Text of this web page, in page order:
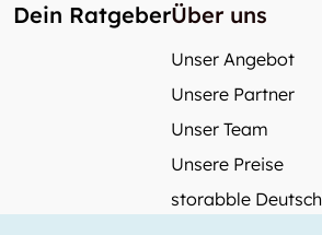
Dein RatgeberÜber uns
Unser Angebot
Unsere Partner
Unser Team
Unsere Preise
storabble